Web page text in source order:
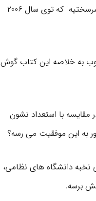
فرد موفق تو حوزه ی روانشناسی تبدیل بشه. نتیجه تلاشش همین کتاب "سرسختیه" که توی سال 2006
به خلاصه این کتاب گوش
با استعداد نشون
به این موفقیت می رسه؟
نخبه دانشگاه های نظامی،
برسه.